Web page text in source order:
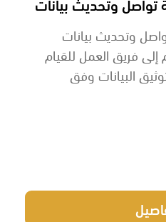
وتحديث بيانات
فريق العمل للقيام
البيانات وفق